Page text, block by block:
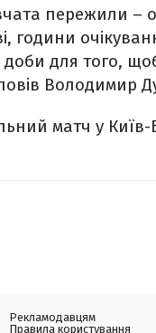
пережили –
години
для того,
Володимир
матч у Київ-
Рекламодавцям
Правила користування